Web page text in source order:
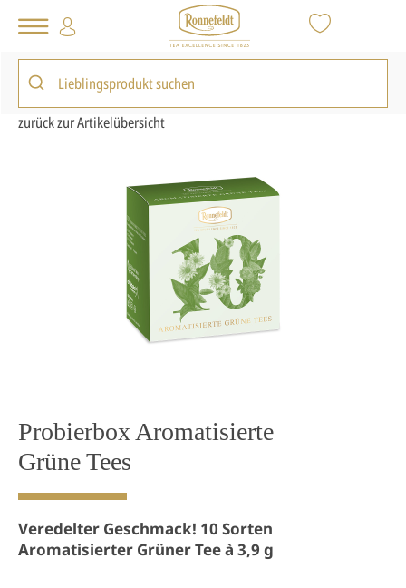
Tee Shop Tee-Kollektionen
Probierbox Aromatisierte Grüne Tees
zurück zur Artikelübersicht
Probierbox Aromatisierte
Grüne Tees
Veredelter Geschmack! 10 Sorten
Aromatisierter Grüner Tee à 3,9 g